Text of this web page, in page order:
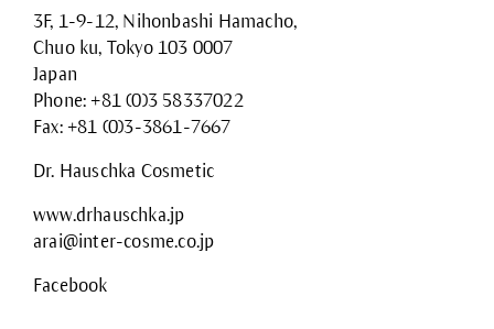
3F, 1-9-12, Nihonbashi Hamacho,
Chuo ku, Tokyo 103 0007
Japan
Phone: +81 (0)3 58337022
Fax: +81 (0)3-3861-7667
Dr. Hauschka Cosmetic
www.drhauschka.jp
arai@inter-cosme.co.jp
Facebook